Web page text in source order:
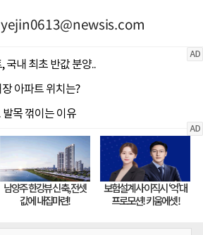
yejin0613@newsis.com